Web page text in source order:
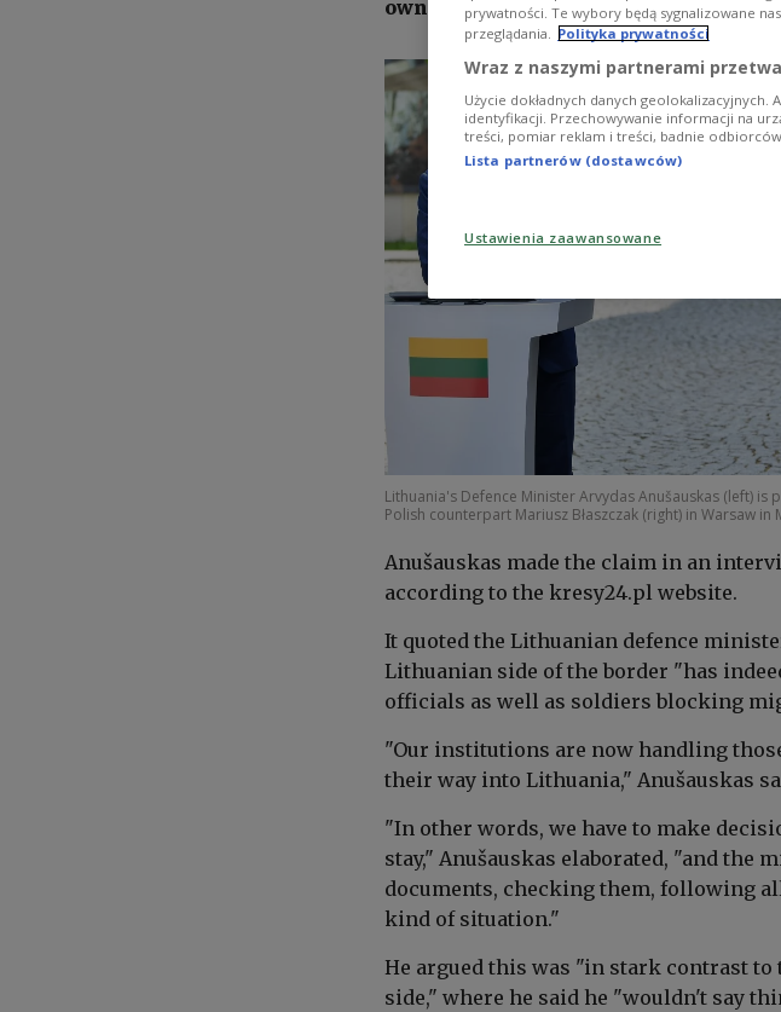
own trap," a Polish website reported
Lithuania's Defence Minister Arvydas Anušauskas (left)
Polish counterpart Mariusz Błaszczak (right) in Warsaw in
Anušauskas made the claim in an
according to the kresy24.pl website.
It quoted the Lithuanian defence
Lithuanian side of the border "has
officials as well as soldiers blocking
"Our institutions are now handling
their way into Lithuania," Anušauskas
"In other words, we have to make
stay," Anušauskas elaborated, "and the
documents, checking them, following
kind of situation."
He argued this was "in stark contrast
side," where he said he "wouldn't say
prywatności. Te wybory będą sygnalizowane
przeglądania. Polityka prywatności
Wraz z naszymi partnerami
Użycie dokładnych danych
identyfikacji. Przechowywanie informacji na
treści, pomiar reklam i treści, badnie odbiorców
Lista partnerów (dostawców)
Ustawienia zaawansowane